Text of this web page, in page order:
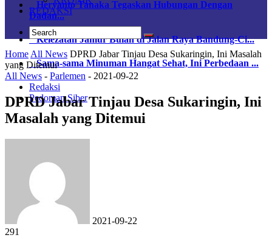
Heryanto Tanaka Tegaskan Hubungan Dengan
Dadan...
Kelezatan Jamur Bulan di Jalan Raya Bandung-Ci...
Sama-sama Minuman Hangat Sehat, Ini Perbedaan ...
Redaksi
Pedoman Siber
REDAKSI
Home All News DPRD Jabar Tinjau Desa Sukaringin, Ini Masalah
yang Ditemui
All News - Parlemen - 2021-09-22
DPRD Jabar Tinjau Desa Sukaringin, Ini
Masalah yang Ditemui
2021-09-22
291